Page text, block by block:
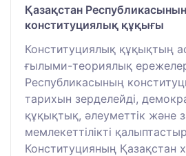
Қазақстан
конституциялық құқығы
Конституциялық құқықтың
ғылыми-теориялық
Республикасының
тарихын зерделейді,
құқықтық, әлеуметтік және
мемлекеттілікті
Конституцияның Қазақстан